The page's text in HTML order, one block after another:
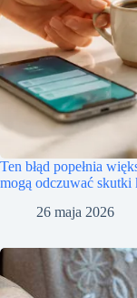
Ten błąd popełnia
mogą odczuwać skutki
26 maja 2026